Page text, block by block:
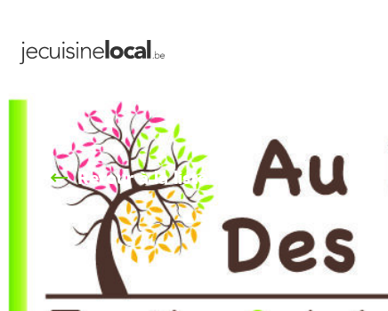
Retour à la liste